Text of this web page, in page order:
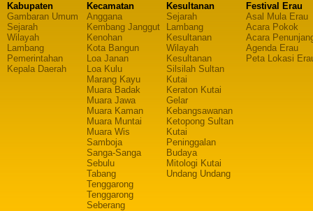
Kabupaten
Gambaran Umum
Sejarah
Wilayah
Lambang
Pemerintahan
Kepala Daerah
Kecamatan
Anggana
Kembang Janggut
Kenohan
Kota Bangun
Loa Janan
Loa Kulu
Marang Kayu
Muara Badak
Muara Jawa
Muara Kaman
Muara Muntai
Muara Wis
Samboja
Sanga-Sanga
Sebulu
Tabang
Tenggarong
Tenggarong
Seberang
Kesultanan
Sejarah
Lambang
Kesultanan
Wilayah
Kesultanan
Silsilah Sultan
Kutai
Keraton Kutai
Gelar
Kebangsawanan
Ketopong Sultan
Kutai
Peninggalan
Budaya
Mitologi Kutai
Undang Undang
Festival Erau
Asal Mula Erau
Acara Pokok
Acara
Agenda Erau
Peta Lokasi